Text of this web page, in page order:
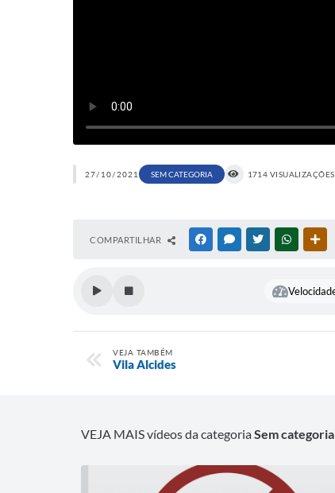
27/10/2021 SEM CATEGORIA 1714 VISUALIZAÇÕES
COMPARTILHAR FACEBOOKMESSENGER
TWITTERWHATSAPP
VEJA TAMBÉM
Vila Alcides
VEJA MAIS vídeos da categoriaSem categoria